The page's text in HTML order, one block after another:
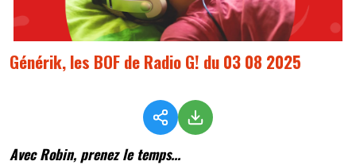
Générik, les BOF de Radio G! du 03 08 2025
Avec Robin, prenez le temps...